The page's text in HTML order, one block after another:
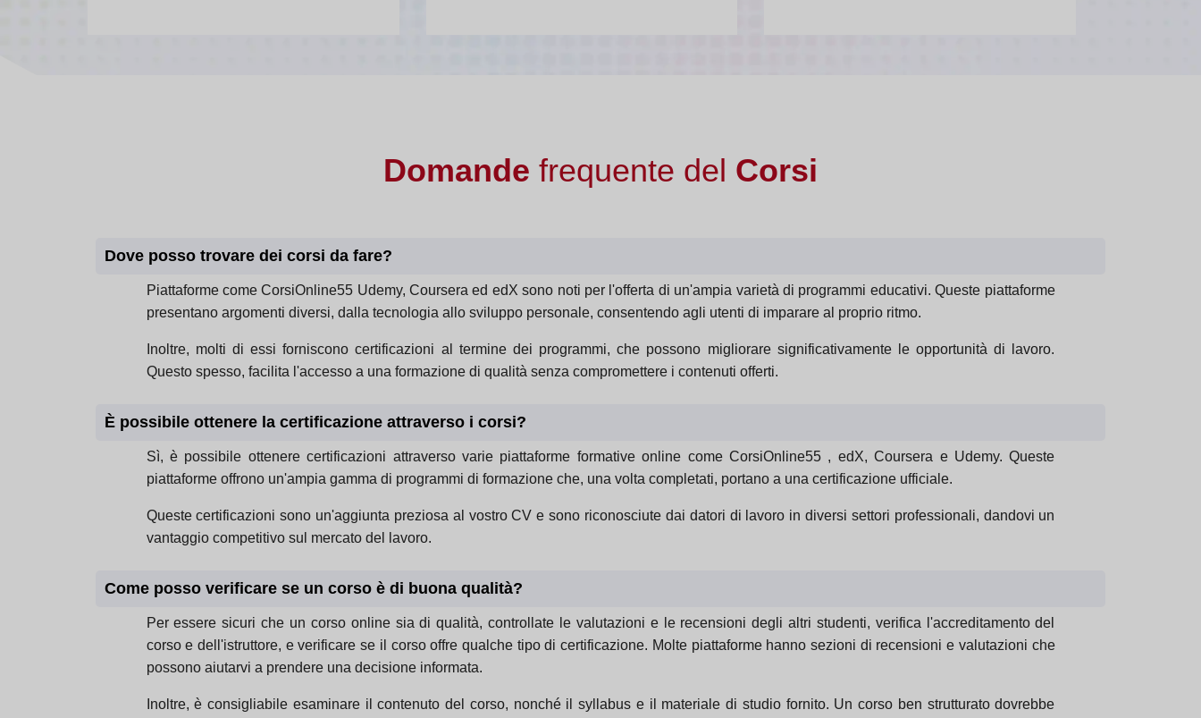
Domande frequente del Corsi
Dove posso trovare dei corsi da fare?
Piattaforme come CorsiOnline55 Udemy, Coursera ed edX sono noti per l'offerta di un'ampia varietà di programmi educativi. Queste piattaforme
presentano argomenti diversi, dalla tecnologia allo sviluppo personale, consentendo agli utenti di imparare al proprio ritmo.
Inoltre, molti di essi forniscono certificazioni al termine dei programmi, che possono migliorare significativamente le opportunità di lavoro.
Questo spesso, facilita l'accesso a una formazione di qualità senza compromettere i contenuti offerti.
È possibile ottenere la certificazione attraverso i corsi?
Sì, è possibile ottenere certificazioni attraverso varie piattaforme formative online come CorsiOnline55 , edX, Coursera e Udemy. Queste
piattaforme offrono un'ampia gamma di programmi di formazione che, una volta completati, portano a una certificazione ufficiale.
Queste certificazioni sono un'aggiunta preziosa al vostro CV e sono riconosciute dai datori di lavoro in diversi settori professionali, dandovi un
vantaggio competitivo sul mercato del lavoro.
Come posso verificare se un corso è di buona qualità?
Per essere sicuri che un corso online sia di qualità, controllate le valutazioni e le recensioni degli altri studenti, verifica l'accreditamento del
corso e dell'istruttore, e verificare se il corso offre qualche tipo di certificazione. Molte piattaforme hanno sezioni di recensioni e valutazioni che
possono aiutarvi a prendere una decisione informata.
Inoltre, è consigliabile esaminare il contenuto del corso, nonché il syllabus e il materiale di studio fornito. Un corso ben strutturato dovrebbe